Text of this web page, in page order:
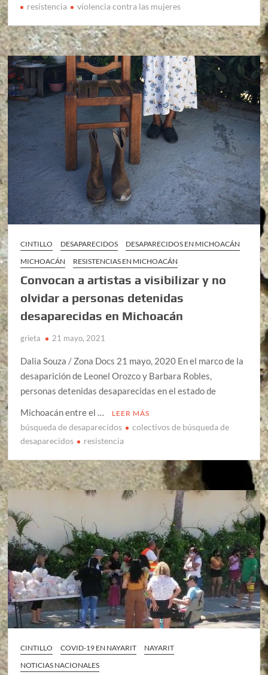
resistencia
violencia contra las mujeres
CINTILLO DESAPARECIDOS
DESAPARECIDOS EN MICHOACÁN
MICHOACÁN
RESISTENCIAS EN MICHOACÁN
Convocan a artistas a visibilizar y no
olvidar a personas detenidas
desaparecidas en Michoacán
grieta 21 mayo, 2021
Dalia Souza / Zona Docs 21 mayo, 2020 En el marco de la
desaparición de Leonel Orozco y Barbara Robles,
personas detenidas desaparecidas en el estado de
Michoacán entre el …
LEER MÁS
búsqueda de desaparecidos
colectivos de búsqueda de
desaparecidos
resistencia
CINTILLO COVID-19 EN NAYARIT
NAYARIT
NOTICIAS NACIONALES